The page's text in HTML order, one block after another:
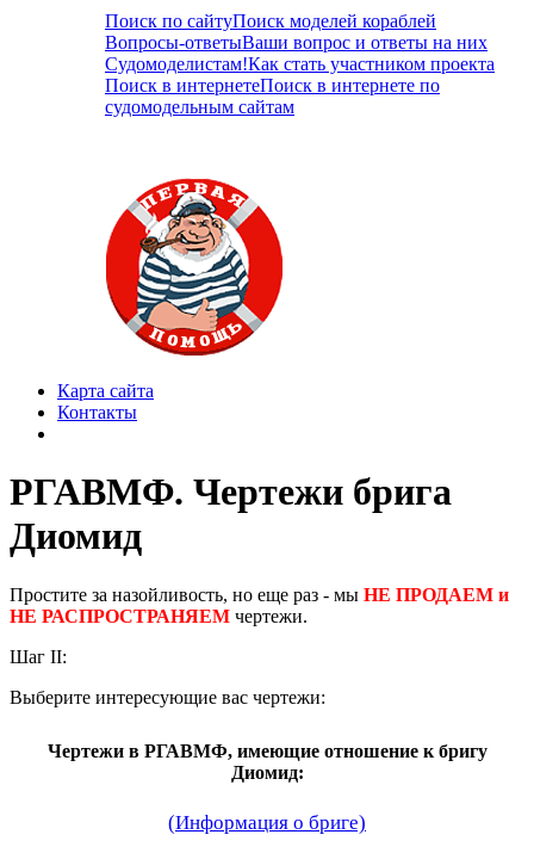
Поиск по сайтуПоиск моделей кораблей
Вопросы-ответыВаши вопрос и ответы на них
Судомоделистам!Как стать участником проекта
Поиск в интернетеПоиск в интернете по
судомодельным сайтам
Карта сайта
Контакты
РГАВМФ. Чертежи брига
Диомид
Простите за назойливость, но еще раз - мы НЕ ПРОДАЕМ и
НЕ РАСПРОСТРАНЯЕМ чертежи.
Шаг II:
Выберите интересующие вас чертежи:
Чертежи в РГАВМФ, имеющие отношение к бригу
Диомид:
(Информация о бриге)